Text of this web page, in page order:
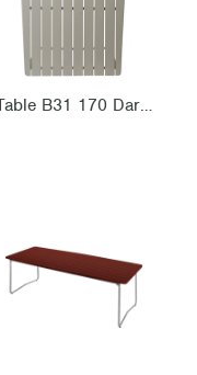
Table B31 170 Dark red oak with hot galvanized steel base